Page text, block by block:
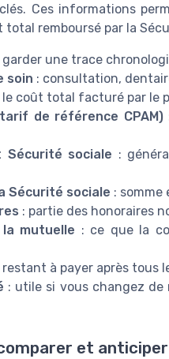
Ces informations
remboursé par la
garder une trace
soin : consultation,
le coût total facturé par le
de référence CPAM)
Sécurité sociale :
Sécurité sociale : somme
: partie des honoraires
mutuelle : ce que la
à payer après tous
: utile si vous changez de
et anticiper